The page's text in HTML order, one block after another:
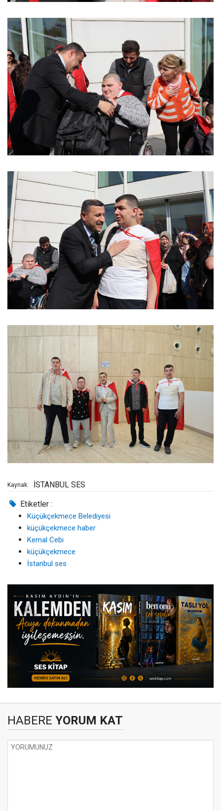
Kaynak: İSTANBUL SES
Etiketler :
Küçükçekmece Belediyesi
küçükçekmece haber
Kemal Cebi
küçükçekmece
İstanbul ses
HABERE YORUM KAT